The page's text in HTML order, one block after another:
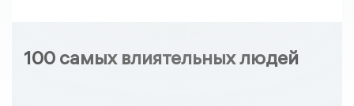
100 самых влиятельных людей